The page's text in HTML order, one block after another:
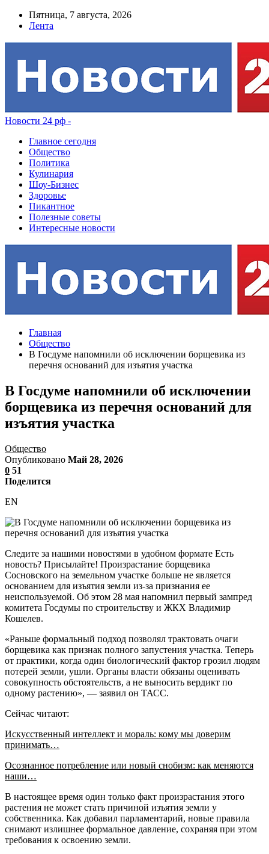
Пятница, 7 августа, 2026
Лента
Новости 24 рф -
Главное сегодня
Общество
Политика
Кулинария
Шоу-Бизнес
Здоровье
Пикантное
Полезные советы
Интересные новости
Главная
Общество
В Госдуме напомнили об исключении борщевика из
перечня оснований для изъятия участка
В Госдуме напомнили об исключении
борщевика из перечня оснований для
изъятия участка
Общество
Опубликовано Май 28, 2026
0 51
Поделится
EN
Следите за нашими новостями в удобном формате Есть
новость? Присылайте! Произрастание борщевика
Сосновского на земельном участке больше не является
основанием для изъятия земли из-за признания ее
неиспользуемой. Об этом 28 мая напомнил первый зампред
комитета Госдумы по строительству и ЖКХ Владимир
Кошелев.
«Раньше формальный подход позволял трактовать очаги
борщевика как признак полного запустения участка. Теперь
от практики, когда один биологический фактор грозил людям
потерей земли, ушли. Органы власти обязаны оценивать
совокупность обстоятельств, а не выносить вердикт по
одному растению», — заявил он ТАСС.
Сейчас читают:
Искусственный интеллект и мораль: кому мы доверим
принимать…
Осознанное потребление или новый снобизм: как меняются
наши…
В настоящее время один только факт произрастания этого
растения не может стать причиной изъятия земли у
собственника. Как добавил парламентарий, новые правила
снимают излишнее формальное давление, сохраняя при этом
требования к освоению земли.